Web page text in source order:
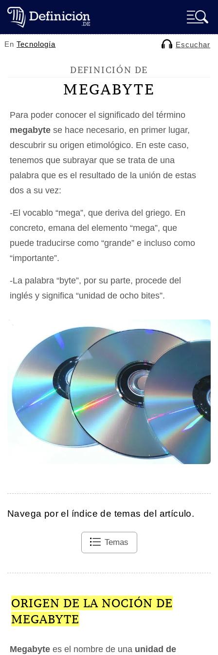
EnTecnología Escuchar
DEFINICIÓN DE
MEGABYTE
Para poder conocer el significado del término
megabyte se hace necesario, en primer lugar,
descubrir su origen etimológico. En este caso,
tenemos que subrayar que se trata de una
palabra que es el resultado de la unión de estas
dos a su vez:
-El vocablo “mega”, que deriva del griego. En
concreto, emana del elemento “mega”, que
puede traducirse como “grande” e incluso como
“importante”.
-La palabra “byte”, por su parte, procede del
inglés y significa “unidad de ocho bites”.
Navega por el índice de temas del artículo.
Temas
ORIGEN DE LA NOCIÓN DE
MEGABYTE
Megabyte es el nombre de una unidad de